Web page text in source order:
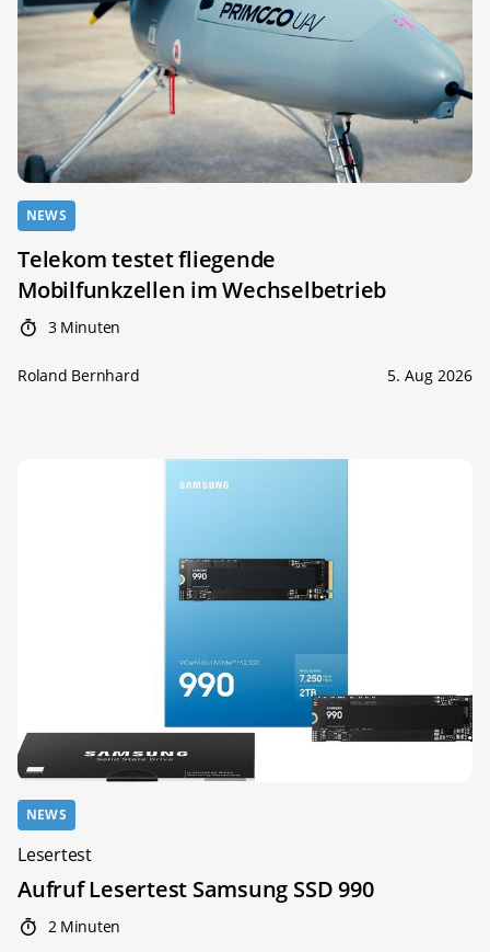
NEWS
Telekom testet fliegende
Mobilfunkzellen im Wechselbetrieb
3 Minuten
Roland Bernhard 5. Aug 2026
NEWS
Lesertest
Aufruf Lesertest Samsung SSD 990
2 Minuten